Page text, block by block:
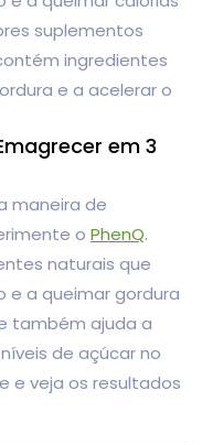
suplementos
ingredientes
e a acelerar o
em 3
maneira de
o PhenQ.
naturais que
e a queimar gordura
também ajuda a
de açúcar no
e veja os resultados